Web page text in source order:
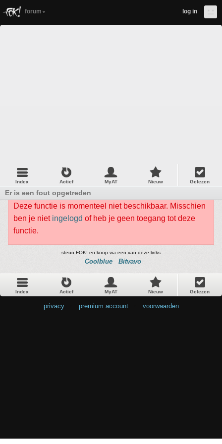
forum log in
Index Actief MyAT Nieuw Gelezen
Er is een fout opgetreden
Deze functie is momenteel niet beschikbaar. Misschien
ben je niet ingelogd of heb je geen toegang tot deze
functie.
steun FOK! en koop via een van deze links
Coolblue Bitvavo
Index Actief MyAT Nieuw Gelezen
privacy premium account voorwaarden